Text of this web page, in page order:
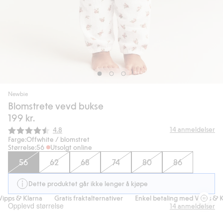
Newbie
Blomstrete vevd bukse
199 kr.
Gjennomsnittskarakter:
4.8 14anmeldelser
Farge:Offwhite / blomstret
Størrelse:56 Utsolgt online
56 62 68 74 80 86
Dette produktet går ikke lenger å kjøpe
& Klarna
Gratis fraktalternativer Enkel betaling med Vipps &
Opplevd størrelse 14anmeldelser